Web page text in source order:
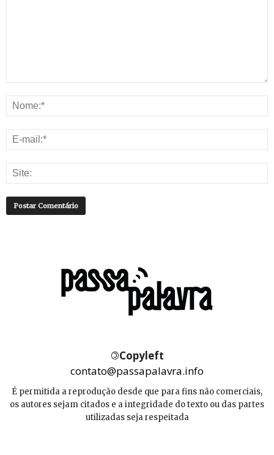
©Copyleft
contato@passapalavra.info
É permitida a reprodução desde que para fins não comerciais,
os autores sejam citados e a integridade do texto ou das partes
utilizadas seja respeitada